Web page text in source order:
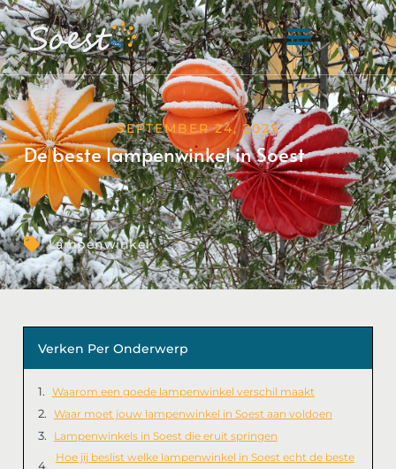
SEPTEMBER 24, 2025
De beste lampenwinkel in Soest
Lampenwinkel
Verken Per Onderwerp
Waarom een goede lampenwinkel verschil maakt
Waar moet jouw lampenwinkel in Soest aan voldoen
Lampenwinkels in Soest die eruit springen
Hoe jij beslist welke lampenwinkel in Soest echt de beste